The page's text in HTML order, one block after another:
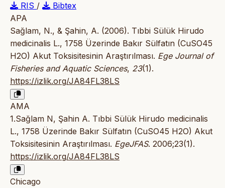
RIS /
Bibtex
APA
Sağlam, N., & Şahin, A. (2006). Tıbbi Sülük Hirudo
medicinalis L., 1758 Üzerinde Bakır Sülfatın (CuSO45
H2O) Akut Toksisitesinin Araştırılması. Ege Journal of
Fisheries and Aquatic Sciences, 23(1).
https://izlik.org/JA84FL38LS
AMA
1.Sağlam N, Şahin A. Tıbbi Sülük Hirudo medicinalis
L., 1758 Üzerinde Bakır Sülfatın (CuSO45 H2O) Akut
Toksisitesinin Araştırılması. EgeJFAS. 2006;23(1).
https://izlik.org/JA84FL38LS
Chicago